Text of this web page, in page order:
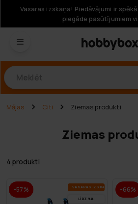
Vasaras izskaņa! Piedāvājumi ir
piegāde pasūtījumiem
Mājas Citi Ziemas produkti
Ziemas
4 produkti
-57% VA­SA­RAS IZ­SKA­ŅA
LĪDZ 9.8.
-66%